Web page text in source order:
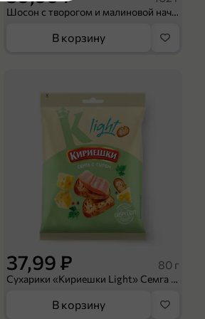
Шосон с творогом и малиновой начинкой, 102 г
В корзину
37,99 ₽ 80 г
Сухарики «Кириешки Light» Семга с сыром, 80 г
В корзину